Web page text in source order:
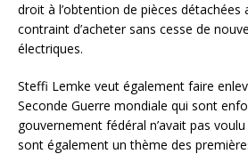
droit à l’obtention de pièces détachées
contraint d’acheter sans cesse de
électriques.
Steffi Lemke veut également faire
Seconde Guerre mondiale qui sont
gouvernement fédéral n’avait pas
sont également un thème des